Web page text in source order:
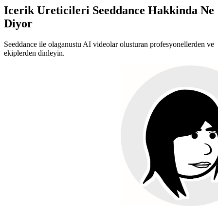
Icerik Ureticileri Seeddance Hakkinda Ne
Diyor
Seeddance ile olaganustu AI videolar olusturan profesyonellerden ve
ekiplerden dinleyin.